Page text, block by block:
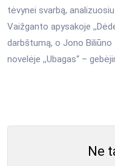
tėvynei svarbą, analizuosiu
Vaižganto apysakoje
darbštumą, o Jono Biliūno
novelėje ,,Ubagas“ –
Ne